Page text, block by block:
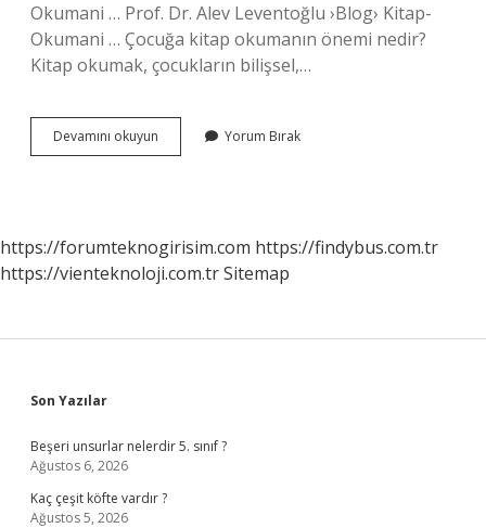
Okumani … Prof. Dr. Alev Leventoğlu ›Blog› Kitap-
Okumani … Çocuğa kitap okumanın önemi nedir?
Kitap okumak, çocukların bilişsel,…
Devamını okuyun
Okumanın
Yorum Bırak
https://forumteknogirisim.com https://findybus.com.tr
https://vienteknoloji.com.trSitemap
Sidebar
Son Yazılar
Beşeri unsurlar nelerdir 5. sınıf ?
Ağustos 6, 2026
Kaç çeşit köfte vardır ?
Ağustos 5, 2026